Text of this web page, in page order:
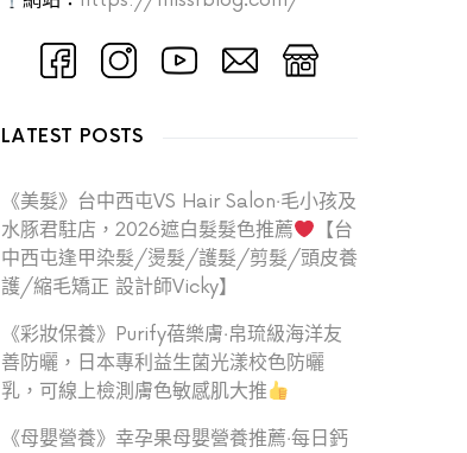
LATEST POSTS
《美髮》台中西屯VS Hair Salon‧毛小孩及
水豚君駐店，2026遮白髮髮色推薦
【台
中西屯逢甲染髮/燙髮/護髮/剪髮/頭皮養
護/縮毛矯正 設計師Vicky】
《彩妝保養》Purify蓓樂膚‧帛琉級海洋友
善防曬，日本專利益生菌光漾校色防曬
乳，可線上檢測膚色敏感肌大推
《母嬰營養》幸孕果母嬰營養推薦‧每日鈣